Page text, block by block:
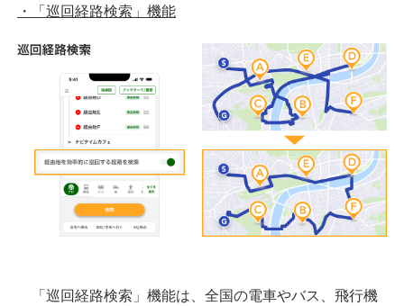
・「巡回経路検索」機能
「巡回経路検索」機能は、全国の電車やバス、飛行機